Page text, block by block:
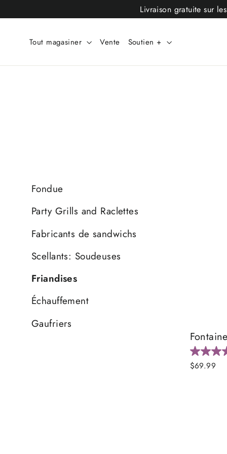
au
Livraison gratuite sur
Tout magasiner Vente Soutien +
Fondue
Party Grills and Raclettes
Fabricants de sandwichs
Scellants: Soudeuses
Friandises
Échauffement
Gaufriers
$69.99